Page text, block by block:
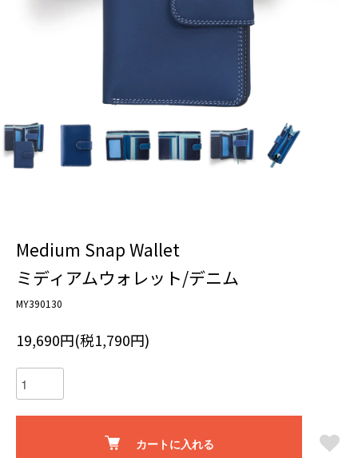
Medium Snap Wallet
ミディアムウォレット/デニム
MY390130
19,690円(税1,790円)
カートに入れる